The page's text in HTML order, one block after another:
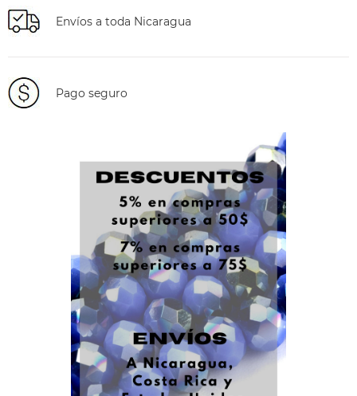
Envíos a toda Nicaragua
Pago seguro